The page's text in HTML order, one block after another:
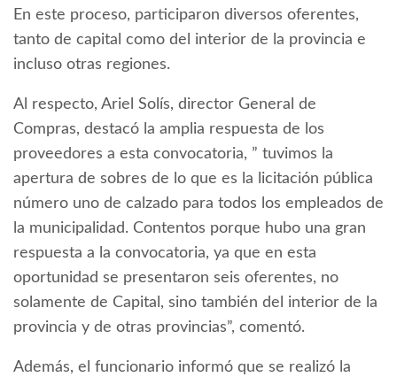
En este proceso, participaron diversos oferentes,
tanto de capital como del interior de la provincia e
incluso otras regiones.
Al respecto, Ariel Solís, director General de
Compras, destacó la amplia respuesta de los
proveedores a esta convocatoria, ” tuvimos la
apertura de sobres de lo que es la licitación pública
número uno de calzado para todos los empleados de
la municipalidad. Contentos porque hubo una gran
respuesta a la convocatoria, ya que en esta
oportunidad se presentaron seis oferentes, no
solamente de Capital, sino también del interior de la
provincia y de otras provincias”, comentó.
Además, el funcionario informó que se realizó la